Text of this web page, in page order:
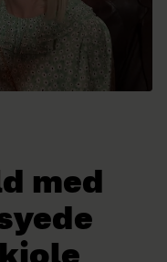
med